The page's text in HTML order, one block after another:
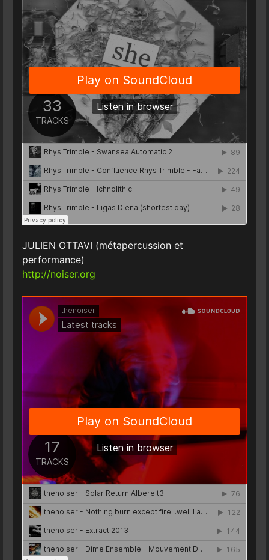
JULIEN OTTAVI (métapercussion et
performance)
http://noiser.org